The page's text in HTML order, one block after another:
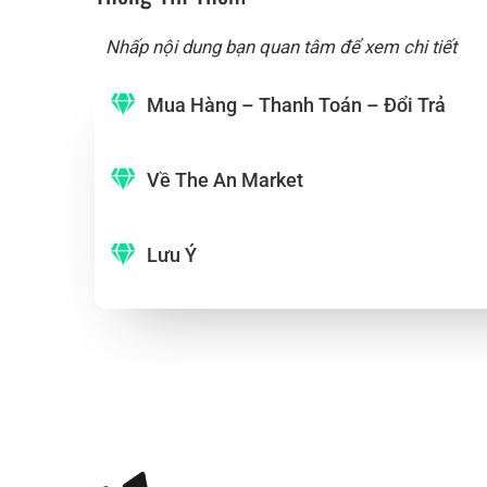
Nhấp nội dung bạn quan tâm để xem chi tiết
Mua Hàng – Thanh Toán – Đổi Trả
Về The An Market
Lưu Ý